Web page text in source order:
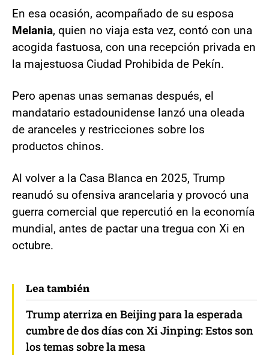
En esa ocasión, acompañado de su esposa
Melania, quien no viaja esta vez, contó con una
acogida fastuosa, con una recepción privada en
la majestuosa Ciudad Prohibida de Pekín.
Pero apenas unas semanas después, el
mandatario estadounidense lanzó una oleada
de aranceles y restricciones sobre los
productos chinos.
Al volver a la Casa Blanca en 2025, Trump
reanudó su ofensiva arancelaria y provocó una
guerra comercial que repercutió en la economía
mundial, antes de pactar una tregua con Xi en
octubre.
Lea también
Trump aterriza en Beijing para la esperada
cumbre de dos días con Xi Jinping: Estos son
los temas sobre la mesa